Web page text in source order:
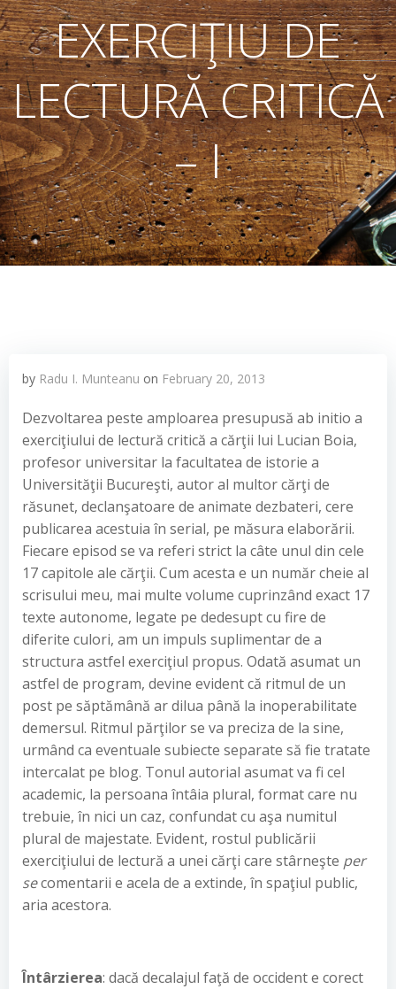
EXERCIŢIU DE
LECTURĂ CRITICĂ
– I
by Radu I. Munteanu on February 20, 2013
Dezvoltarea peste amploarea presupusă ab initio a
exerciţiului de lectură critică a cărţii lui Lucian Boia,
profesor universitar la facultatea de istorie a
Universităţii Bucureşti, autor al multor cărţi de
răsunet, declanşatoare de animate dezbateri, cere
publicarea acestuia în serial, pe măsura elaborării.
Fiecare episod se va referi strict la câte unul din cele
17 capitole ale cărţii. Cum acesta e un număr cheie al
scrisului meu, mai multe volume cuprinzând exact 17
texte autonome, legate pe dedesupt cu fire de
diferite culori, am un impuls suplimentar de a
structura astfel exerciţiul propus. Odată asumat un
astfel de program, devine evident că ritmul de un
post pe săptămână ar dilua până la inoperabilitate
demersul. Ritmul părţilor se va preciza de la sine,
urmând ca eventuale subiecte separate să fie tratate
intercalat pe blog. Tonul autorial asumat va fi cel
academic, la persoana întâia plural, format care nu
trebuie, în nici un caz, confundat cu aşa numitul
plural de majestate. Evident, rostul publicării
exerciţiului de lectură a unei cărţi care stârneşte per
secomentarii e acela de a extinde, în spaţiul public,
aria acestora.
Întârzierea: dacă decalajul faţă de occident e corect